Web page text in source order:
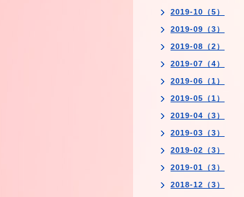
2019-10（5）
2019-09（3）
2019-08（2）
2019-07（4）
2019-06（1）
2019-05（1）
2019-04（3）
2019-03（3）
2019-02（3）
2019-01（3）
2018-12（3）